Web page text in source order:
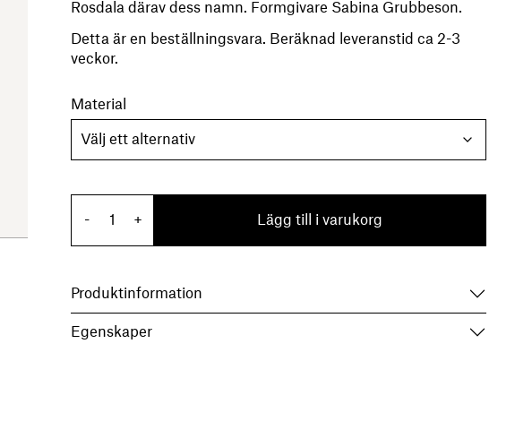
Rosdala därav dess namn. Formgivare Sabina Grubbeson.
Detta är en beställningsvara. Beräknad leveranstid ca 2-3
veckor.
Material
- Pendel Rosdala mängd
+ Lägg till i varukorg
Produktinformation
Egenskaper